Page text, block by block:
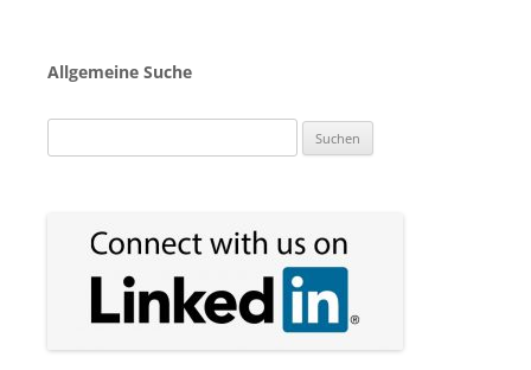
Allgemeine Suche
nach: